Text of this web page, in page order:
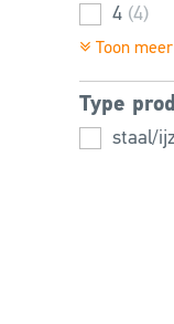
4 (4)
4,5 (4)
5 (3)
6
(3)
1,25 (2)
Toon meer
Type
staal/